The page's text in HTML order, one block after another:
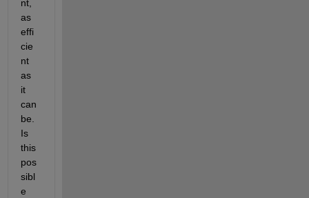
nt,
as
effi
cie
nt
as
it
can
be.
Is
this
pos
sibl
e